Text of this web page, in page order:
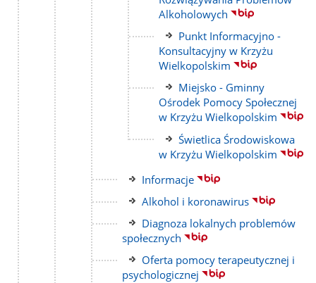
strony
Alkoholowych
Link
do
strony
Punkt Informacyjno -
Konsultacyjny w Krzyżu
Wielkopolskim
Link
do
strony
Miejsko - Gminny
Ośrodek Pomocy Społecznej
w Krzyżu Wielkopolskim
Link
do
Świetlica Środowiskowa
w Krzyżu Wielkopolskim
Link
strony
Informacje
Link
strony
Alkohol i koronawirus
Link
do
strony
Diagnoza lokalnych problemów
społecznych
Link
do
Oferta pomocy terapeutycznej i
psychologicznej